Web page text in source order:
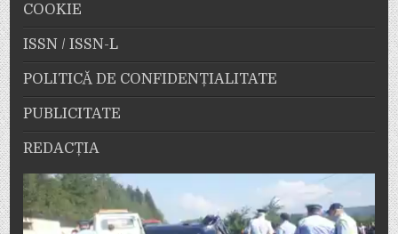
COOKIE
ISSN / ISSN-L
POLITICĂ DE CONFIDENȚIALITATE
PUBLICITATE
REDACȚIA